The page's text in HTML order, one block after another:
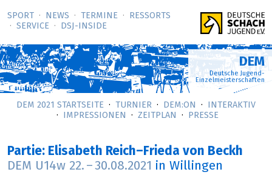
SPORT NEWS TERMINE
RESSORTS
SERVICE
DSJ-­INSIDE
DEM
Deutsche Jugend-
Einzelmeisterschaften
DEM 2021 STARTSEITE TURNIER DEM:ON
INTERAKTIV
IMPRESSIONEN
ZEITPLAN PRESSE
Partie: Elisabeth Reich–Frieda von Beckh
DEM U14w 22. – 30.08.2021 in Willingen